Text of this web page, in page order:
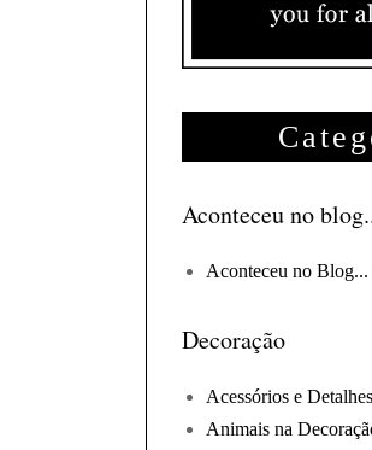
Aconteceu no
Aconteceu no Blog...
Decoração
Acessórios e
Animais na